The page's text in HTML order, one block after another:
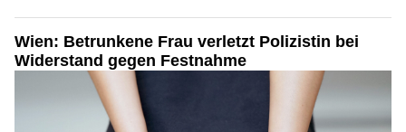
Wien: Betrunkene Frau verletzt Polizistin bei
Widerstand gegen Festnahme